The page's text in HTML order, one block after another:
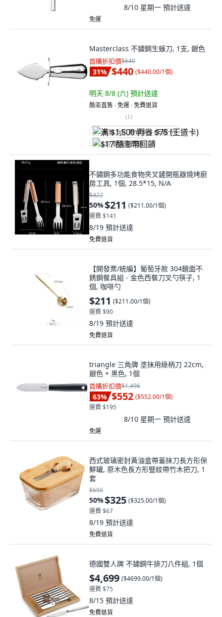
8/10 星期一 預計送達
免運
Masterclass 不鏽鋼生蠔刀, 1支, 銀色
首購折扣價$640
31% $440 ($440.00/1個)
明天 8/8 (六) 預計送達
酷澎直售 ∙ 免運 ∙ 免費退貨
(1)
满 $1,500 再省 $75 (王道卡)
$17 酷澎幣回饋
不鏽鋼多功能食物夾叉鏟開瓶器燒烤廚
房工具, 1個, 28.5*15, N/A
$422
50%$211 ($211.00/1個)
運費 $141
8/19 預計送達
免費退貨
【開發票/統編】葡萄牙款 304鏡面不
銹鋼餐具組 - 金色西餐刀叉勺筷子, 1
個, 咖啡勺
$211 ($211.00/1個)
運費 $90
8/19 預計送達
免費退貨
triangle 三角牌 塗抹用綠柄刀 22cm,
銀色 + 黑色, 1個
首購折扣價$1,496
63% $552 ($552.00/1個)
運費 $195
8/10 星期一 預計送達
免運
西式玻璃密封黃油盒帶蓋抹刀長方形保
鮮罐, 原木色長方形豎紋帶竹木把刀, 1
套
$650
50%$325 ($325.00/1個)
運費 $67
8/19 預計送達
免費退貨
德國雙人牌 不鏽鋼牛排刀八件組, 1個
$4,699 ($4699.00/1個)
運費 $75
8/15 預計送達
免費退貨